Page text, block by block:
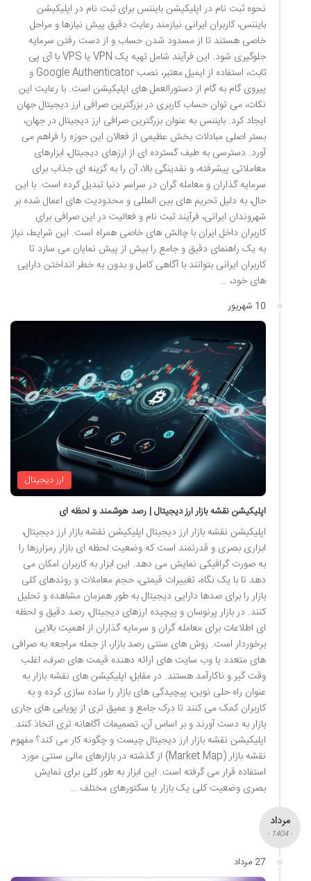
نحوه ثبت نام در اپلیکیشن بایننس برای ثبت نام در اپلیکیشن
بایننس، کاربران ایرانی نیازمند رعایت دقیق پیش نیازها و مراحل
خاصی هستند تا از مسدود شدن حساب و از دست رفتن سرمایه
جلوگیری شود. این فرآیند شامل تهیه یک VPN یا VPS با آی پی
ثابت، استفاده از ایمیل معتبر، نصب Google Authenticator و
پیروی گام به گام از دستورالعمل های اپلیکیشن است. با رعایت این
نکات، می توان حساب کاربری در بزرگترین صرافی ارز دیجیتال جهان
ایجاد کرد. بایننس به عنوان بزرگترین صرافی ارز دیجیتال در جهان،
بستر اصلی مبادلات بخش عظیمی از فعالان این حوزه را فراهم می
آورد. دسترسی به طیف گسترده ای از ارزهای دیجیتال، ابزارهای
معاملاتی پیشرفته، و نقدینگی بالا، آن را به گزینه ای جذاب برای
سرمایه گذاران و معامله گران در سراسر دنیا تبدیل کرده است. با این
حال، به دلیل تحریم های بین المللی و محدودیت های اعمال شده بر
شهروندان ایرانی، فرآیند ثبت نام و فعالیت در این صرافی برای
کاربران داخل ایران با چالش های خاصی همراه است. این شرایط، نیاز
به یک راهنمای دقیق و جامع را بیش از پیش نمایان می سازد تا
کاربران ایرانی بتوانند با آگاهی کامل و بدون به خطر انداختن دارایی
های خود، …
10 شهریور
ارز دیجیتال
اپلیکیشن نقشه بازار ارز دیجیتال | رصد هوشمند و لحظه ای
اپلیکیشن نقشه بازار ارز دیجیتال اپلیکیشن نقشه بازار ارز دیجیتال،
ابزاری بصری و قدرتمند است که وضعیت لحظه ای بازار رمزارزها را
به صورت گرافیکی نمایش می دهد. این ابزار به کاربران امکان می
دهد تا با یک نگاه، تغییرات قیمتی، حجم معاملات و روندهای کلی
بازار را برای صدها دارایی دیجیتال به طور همزمان مشاهده و تحلیل
کنند. در بازار پرنوسان و پیچیده ارزهای دیجیتال، رصد دقیق و لحظه
ای اطلاعات برای معامله گران و سرمایه گذاران از اهمیت بالایی
برخوردار است. روش های سنتی رصد بازار، از جمله مراجعه به صرافی
های متعدد یا وب سایت های ارائه دهنده قیمت های صرف، اغلب
وقت گیر و ناکارآمد هستند. در مقابل، اپلیکیشن های نقشه بازار به
عنوان راه حلی نوین، پیچیدگی های بازار را ساده سازی کرده و به
کاربران کمک می کنند تا درک جامع و عمیق تری از پویایی های جاری
بازار به دست آورند و بر اساس آن، تصمیمات آگاهانه تری اتخاذ کنند.
اپلیکیشن نقشه بازار ارز دیجیتال چیست و چگونه کار می کند؟ مفهوم
نقشه بازار (Market Map) از گذشته در بازارهای مالی سنتی مورد
استفاده قرار می گرفته است. این ابزار به طور کلی برای نمایش
بصری وضعیت کلی یک بازار یا سکتورهای مختلف …
مرداد
- 1404 -
27 مرداد